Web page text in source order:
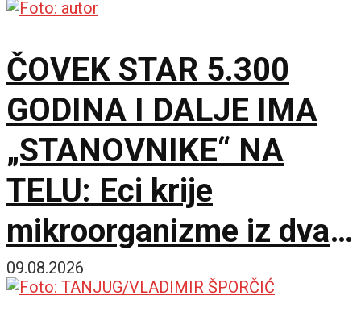
ČOVEK STAR 5.300
GODINA I DALJE IMA
„STANOVNIKE“ NA
TELU: Eci krije
mikroorganizme iz dva
potpuno različita sveta
09.08.2026